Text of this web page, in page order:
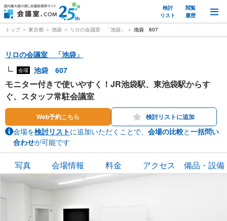
検討
リスト
閲覧
履歴
トップ 東京都 池袋 リロの会議室 「池袋」 池袋 607
リロの会議室 「池袋」
会場 池袋 607
モニター付きで使いやすく！JR池袋駅、東池袋駅からす
ぐ、スタッフ常駐会議室
Web予約こちら 検討リストに追加
会場を検討リストに追加いただくことで、 会場の比較と一括問い
合わせが可能です
写真 会場情報 料金 アクセス 備品・設備